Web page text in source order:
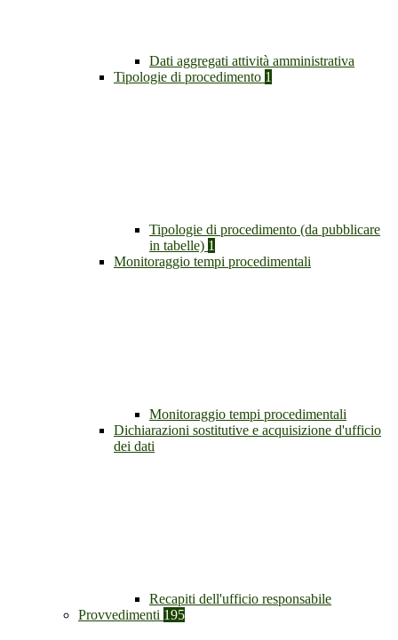
Dati aggregati attività amministrativa
Tipologie di procedimento 1
Tipologie di procedimento (da pubblicare
in tabelle) 1
Monitoraggio tempi procedimentali
Monitoraggio tempi procedimentali
Dichiarazioni sostitutive e acquisizione d'ufficio
dei dati
Recapiti dell'ufficio responsabile
Provvedimenti 195